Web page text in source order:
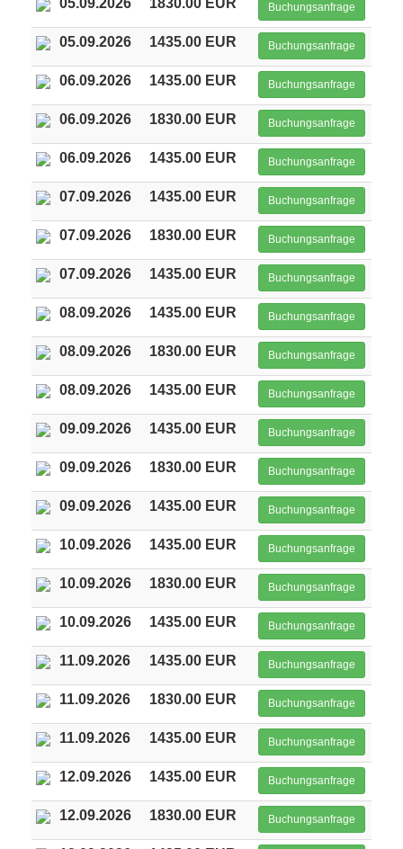
05.09.2026 1830.00 EUR Buchungsanfrage
05.09.2026 1435.00 EUR Buchungsanfrage
06.09.2026 1435.00 EUR Buchungsanfrage
06.09.2026 1830.00 EUR Buchungsanfrage
06.09.2026 1435.00 EUR Buchungsanfrage
07.09.2026 1435.00 EUR Buchungsanfrage
07.09.2026 1830.00 EUR Buchungsanfrage
07.09.2026 1435.00 EUR Buchungsanfrage
08.09.2026 1435.00 EUR Buchungsanfrage
08.09.2026 1830.00 EUR Buchungsanfrage
08.09.2026 1435.00 EUR Buchungsanfrage
09.09.2026 1435.00 EUR Buchungsanfrage
09.09.2026 1830.00 EUR Buchungsanfrage
09.09.2026 1435.00 EUR Buchungsanfrage
10.09.2026 1435.00 EUR Buchungsanfrage
10.09.2026 1830.00 EUR Buchungsanfrage
10.09.2026 1435.00 EUR Buchungsanfrage
11.09.2026 1435.00 EUR Buchungsanfrage
11.09.2026 1830.00 EUR Buchungsanfrage
11.09.2026 1435.00 EUR Buchungsanfrage
12.09.2026 1435.00 EUR Buchungsanfrage
12.09.2026 1830.00 EUR Buchungsanfrage